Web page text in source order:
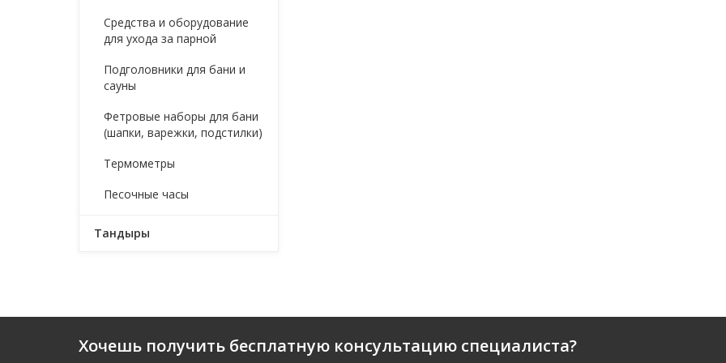
Средства и оборудование
для ухода за парной
Подголовники для бани и
сауны
Фетровые наборы для бани
(шапки, варежки, подстилки)
Термометры
Песочные часы
Тандыры
Хочешь получить бесплатную консультацию специалиста?